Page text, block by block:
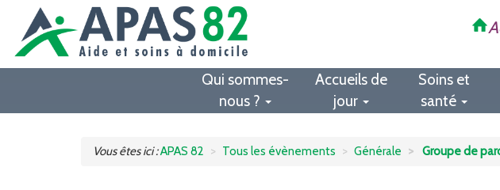
Qui sommes-
nous ?
Accueils de
jour
Soins et
santé
Vous êtes ici :APAS 82 Tous les évènements Générale Groupe de